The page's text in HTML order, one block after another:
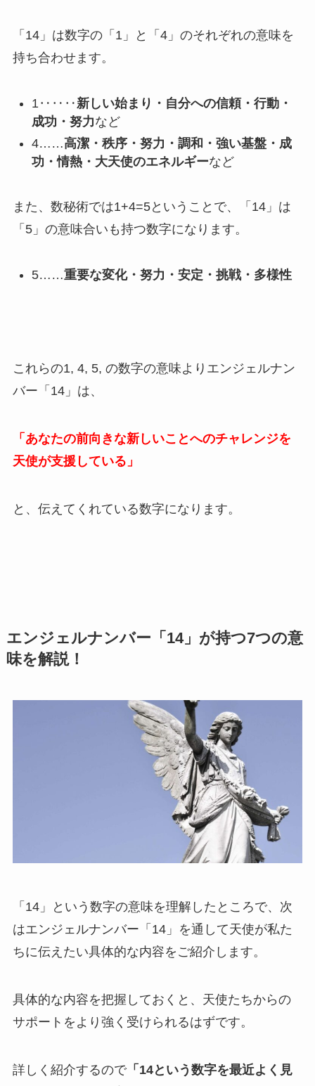
「14」は数字の「1」と「4」のそれぞれの意味を
持ち合わせます。
1‥‥‥新しい始まり・自分への信頼・行動・
成功・努力など
4……高潔・秩序・努力・調和・強い基盤・成
功・情熱・大天使のエネルギーなど
また、数秘術では1+4=5ということで、「14」は
「5」の意味合いも持つ数字になります。
5……重要な変化・努力・安定・挑戦・多様性
これらの1, 4, 5, の数字の意味よりエンジェルナン
バー「14」は、
「あなたの前向きな新しいことへのチャレンジを
天使が支援している」
と、伝えてくれている数字になります。
エンジェルナンバー「14」が持つ7つの意
味を解説！
「14」という数字の意味を理解したところで、次
はエンジェルナンバー「14」を通して天使が私た
ちに伝えたい具体的な内容をご紹介します。
具体的な内容を把握しておくと、天使たちからの
サポートをより強く受けられるはずです。
詳しく紹介するので「14という数字を最近よく見